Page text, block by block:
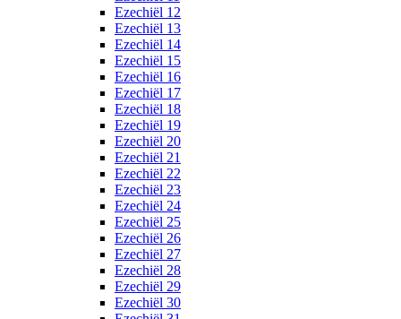
Ezechiël 12
Ezechiël 13
Ezechiël 14
Ezechiël 15
Ezechiël 16
Ezechiël 17
Ezechiël 18
Ezechiël 19
Ezechiël 20
Ezechiël 21
Ezechiël 22
Ezechiël 23
Ezechiël 24
Ezechiël 25
Ezechiël 26
Ezechiël 27
Ezechiël 28
Ezechiël 29
Ezechiël 30